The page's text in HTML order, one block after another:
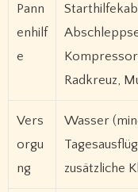
Pann
enhilf
e
Radkreuz,
Vers
orgu
ng
Wasser
zusätzliche